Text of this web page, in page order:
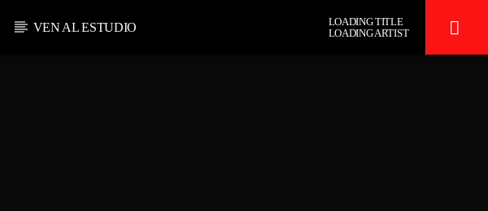
VEN AL ESTUDIO
LOADING TITLE
LOADING ARTIST